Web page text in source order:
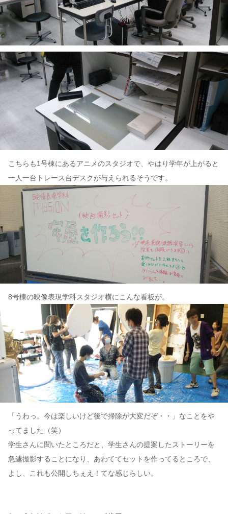
こちらも1号棟にあるアニメのスタジオで、やはり学年が上がると
一人一台トレース台デスクが与えられるそうです。
8号棟の映像表現学科スタジオ横にこんな看板が。
「うわっ。今は楽しいけど後で掃除が大変だぞ・・」なことをや
ってました（笑）
学生さんに聞いたところだと、学生さんの提案したストーリーを
急遽撮影することになり、あわててセットを作ってるところで、
よし、これも公開しちぇえ！てな感じらしい。